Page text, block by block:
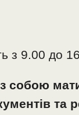
з 9.00 до
з собою
та